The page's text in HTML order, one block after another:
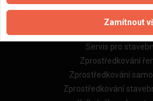
Naše
Servis pro
Zprostředkování
Zprostředkování
Zprostředkování
Zamítnout